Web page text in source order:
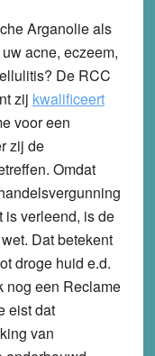
Arganolieals
acne, eczeem,
De RCC
zij kwalificeert
voor een
zij de
Omdat
is verleend, is de
Dat betekent
droge huid e.d.
nog een Reclame
eist dat
van